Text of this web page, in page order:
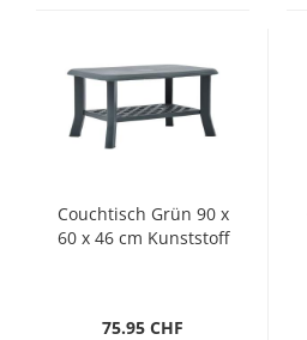
Couchtisch Grün 90 x
60 x 46 cm Kunststoff
75.95 CHF